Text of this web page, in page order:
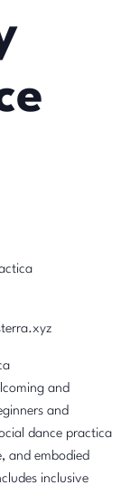
and
and
dance practica
and embodied
inclusive